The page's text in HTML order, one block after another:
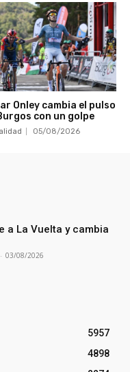
Onley cambia el pulso
con un golpe
05/08/2026
a La Vuelta y cambia
- 03/08/2026
5957
4898